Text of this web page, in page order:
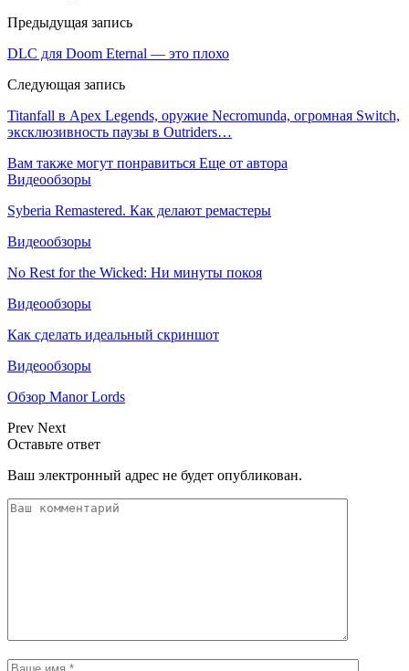
Предыдущая запись
DLC для Doom Eternal — это плохо
Следующая запись
Titanfall в Apex Legends, оружие Necromunda, огромная Switch,
эксклюзивность паузы в Outriders…
Вам также могут понравиться Еще от автора
Видеообзоры
Syberia Remastered. Как делают ремастеры
Видеообзоры
No Rest for the Wicked: Ни минуты покоя
Видеообзоры
Как сделать идеальный скриншот
Видеообзоры
Обзор Manor Lords
Prev Next
Оставьте ответ
Ваш электронный адрес не будет опубликован.